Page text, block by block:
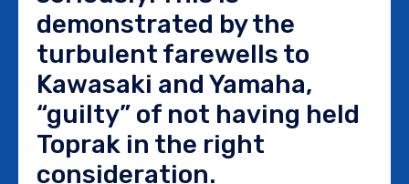
demonstrated by the
turbulent farewells to
Kawasaki and Yamaha,
“guilty” of not having held
Toprak in the right
consideration.